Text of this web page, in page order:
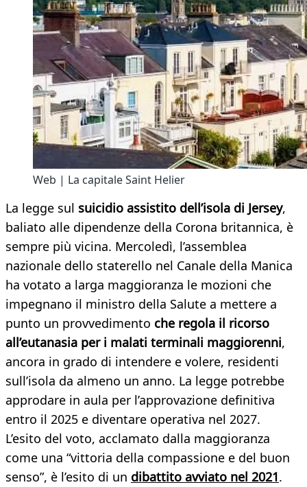
Web | La capitale Saint Helier
La legge sul suicidio assistito dell’isola di Jersey,
baliato alle dipendenze della Corona britannica, è
sempre più vicina. Mercoledì, l’assemblea
nazionale dello staterello nel Canale della Manica
ha votato a larga maggioranza le mozioni che
impegnano il ministro della Salute a mettere a
punto un provvedimento che regola il ricorso
all’eutanasia per i malati terminali maggiorenni,
ancora in grado di intendere e volere, residenti
sull’isola da almeno un anno. La legge potrebbe
approdare in aula per l’approvazione definitiva
entro il 2025 e diventare operativa nel 2027.
L’esito del voto, acclamato dalla maggioranza
come una “vittoria della compassione e del buon
senso”, è l’esito di un dibattito avviato nel 2021.